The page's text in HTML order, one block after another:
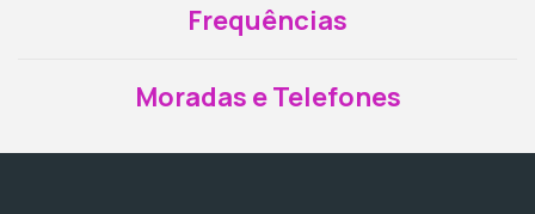
Frequências
Moradas e Telefones